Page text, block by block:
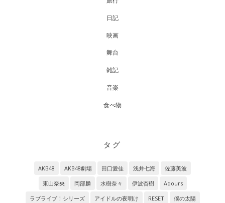
日記
映画
舞台
雑記
音楽
食べ物
タグ
AKB48 AKB48劇場 田口愛佳 浅井七海
佐藤美波
東山奈央
岡部麟 水樹奈々 伊波杏樹
Aqours
ラブライブ！シリーズ
アイドルの夜明け RESET
僕の太陽